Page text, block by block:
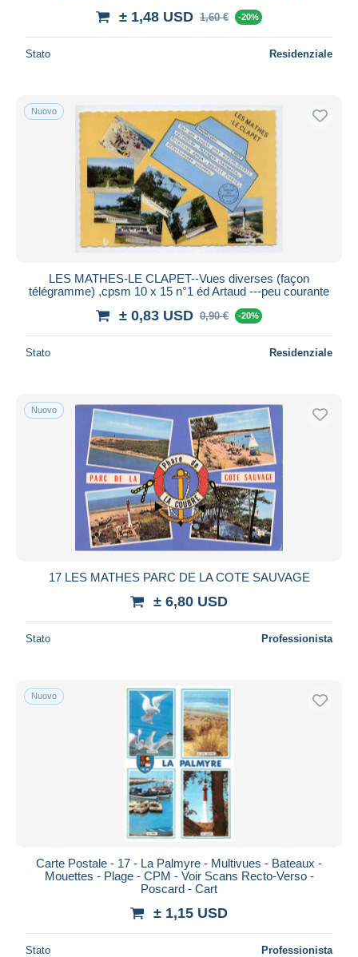
± 1,48 USD 1,60 € -20%
Stato Residenziale
Nuovo
LES MATHES-LE CLAPET--Vues diverses (façon
télégramme) ,cpsm 10 x 15 n°1 éd Artaud ---peu courante
± 0,83 USD 0,90 € -20%
Stato Residenziale
Nuovo
17 LES MATHES PARC DE LA COTE SAUVAGE
± 6,80 USD
Stato Professionista
Nuovo
Carte Postale - 17 - La Palmyre - Multivues - Bateaux -
Mouettes - Plage - CPM - Voir Scans Recto-Verso -
Poscard - Cart
± 1,15 USD
Stato Professionista